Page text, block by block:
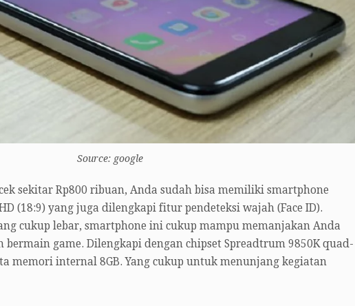
Source: google
sekitar Rp800 ribuan, Anda sudah bisa memiliki smartphone
(18:9) yang juga dilengkapi fitur pendeteksi wajah (Face ID).
cukup lebar, smartphone ini cukup mampu memanjakan Anda
game. Dilengkapi dengan chipset Spreadtrum 9850K quad-
memori internal 8GB. Yang cukup untuk menunjang kegiatan